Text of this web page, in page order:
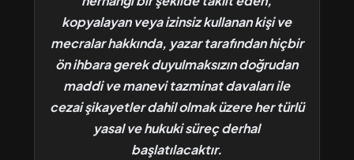
kopyalayan veya izinsiz kullanan kişi ve
mecralar hakkında, yazar tarafından hiçbir
ön ihbara gerek duyulmaksızın doğrudan
maddi ve manevi tazminat davaları ile
cezai şikayetler dahil olmak üzere her türlü
yasal ve hukuki süreç derhal
başlatılacaktır.